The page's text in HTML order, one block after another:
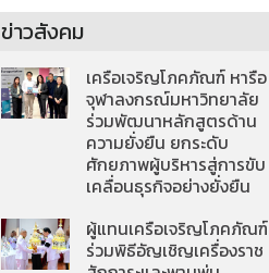
ข่าวสังคม
เครือเจริญโภคภัณฑ์ หารือ
จุฬาลงกรณ์มหาวิทยาลัย
ร่วมพัฒนาหลักสูตรด้าน
ความยั่งยืน ยกระดับ
ศักยภาพผู้บริหารสู่การขับ
เคลื่อนธุรกิจอย่างยั่งยืน
ผู้แทนเครือเจริญโภคภัณฑ์
ร่วมพิธีอัญเชิญเครื่องราช